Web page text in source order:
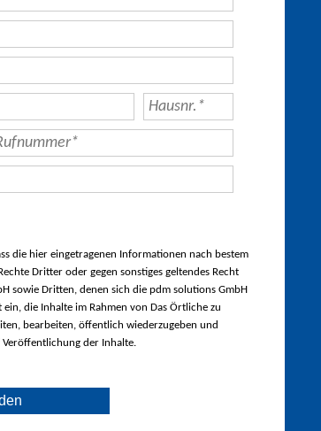
die hier eingetragenen Informationen nach bestem
Dritter oder gegen sonstiges geltendes Recht
sowie Dritten, denen sich die pdm solutions GmbH
die Inhalte im Rahmen von Das Örtliche zu
bearbeiten, öffentlich wiederzugeben und
Veröffentlichung der Inhalte.